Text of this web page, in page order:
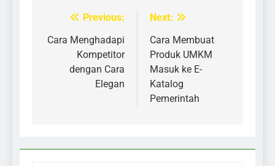
Previous:
Cara Menghadapi
Kompetitor
dengan Cara
Elegan
Next:
Cara Membuat
Produk UMKM
Masuk ke E-
Katalog
Pemerintah